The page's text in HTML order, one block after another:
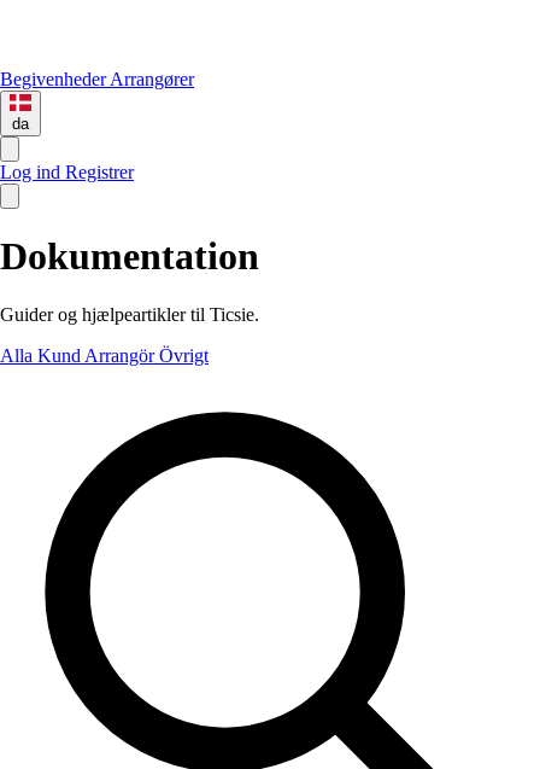
BegivenhederArrangører
da
Log ind Registrer
Dokumentation
Guider og hjælpeartikler til Ticsie.
Alla Kund ArrangörÖvrigt